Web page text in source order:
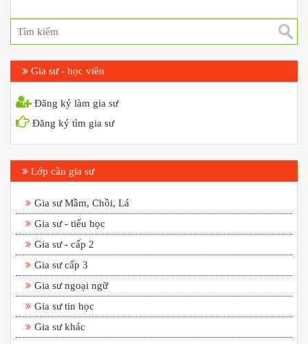
Gia sư - học viên
Đăng ký làm gia sư
Đăng ký tìm gia sư
Lớp cần gia sư
Gia sư Mầm, Chồi, Lá
Gia sư - tiểu học
Gia sư - cấp 2
Gia sư cấp 3
Gia sư ngoại ngữ
Gia sư tin học
Gia sư khác